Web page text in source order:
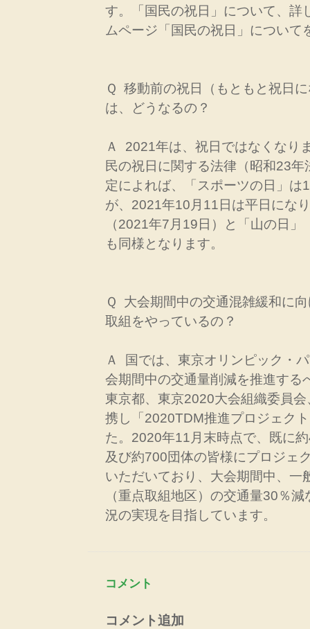
す。「国民の祝日」について、詳
ムページ「国民の祝日」について
Ｑ 移動前の祝日（もともと祝日
は、どうなるの？
Ａ 2021年は、祝日ではなくなり
民の祝日に関する法律（昭和23
定によれば、「スポーツの日」は
が、2021年10月11日は平日にな
（2021年7月19日）と「山の日
も同様となります。
Ｑ 大会期間中の交通混雑緩和に
取組をやっているの？
Ａ 国では、東京オリンピック・
会期間中の交通量削減を推進する
東京都、東京2020大会組織委員
携し「2020TDM推進プロジェク
た。2020年11月末時点で、既に
及び約700団体の皆様にプロジェ
いただいており、大会期間中、一
（重点取組地区）の交通量30％
況の実現を目指しています。
コメント
コメント追加